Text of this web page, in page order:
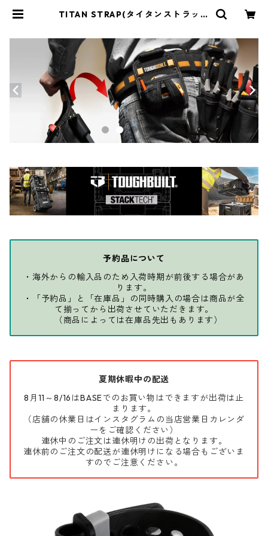
TITAN STRAP(タイタンストラップ
Y DEPOT
予約品について
・海外からの輸入品のため入荷時期が前後する場合があ
ります。
・「予約品」と「在庫品」の同時購入の場合は商品が全
て揃ってから出荷させていただきます。
（商品によっては在庫品先出もあります）
夏期休暇中の配送
8月11～8/16はBASEでのお買い物はできますが出荷は止
まります。
（店舗の休業日はインスタグラムの当店営業日カレンダ
ーをご確認ください）
連休中のご注文は連休明けの出荷となります。
連休前のご注文の配送が連休明けになる場合もございま
すのでご注意ください。